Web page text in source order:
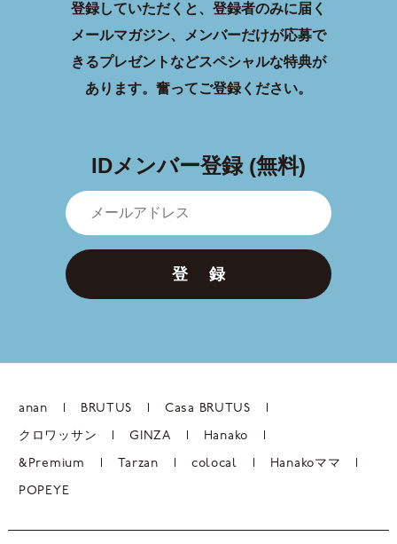
登録していただくと、登録者のみに届く
メールマガジン、メンバーだけが応募で
きるプレゼントなどスペシャルな特典が
あります。 奮ってご登録ください。
IDメンバー登録 (無料)
登 録
anan BRUTUS Casa BRUTUS
クロワッサン GINZA Hanako
&Premium Tarzan colocal Hanakoママ
POPEYE